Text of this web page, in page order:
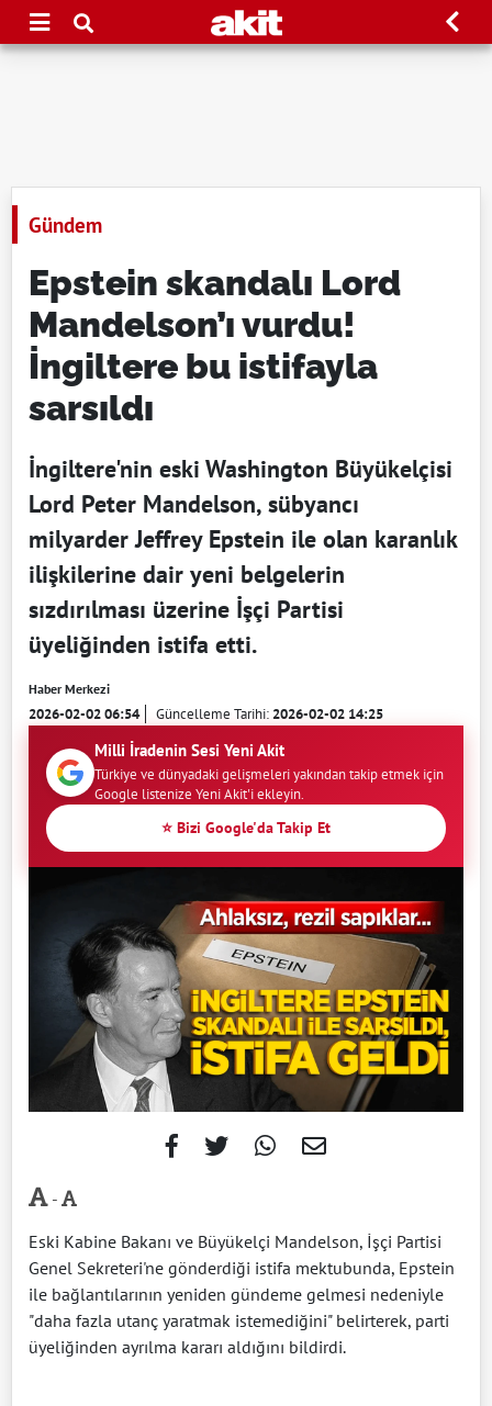
Gündem
Epstein skandalı Lord
Mandelson’ı vurdu!
İngiltere bu istifayla
sarsıldı
İngiltere'nin eski Washington Büyükelçisi
Lord Peter Mandelson, sübyancı
milyarder Jeffrey Epstein ile olan karanlık
ilişkilerine dair yeni belgelerin
sızdırılması üzerine İşçi Partisi
üyeliğinden istifa etti.
Haber Merkezi
2026-02-02 06:54 Güncelleme Tarihi:2026-02-02 14:25
Milli İradenin Sesi Yeni Akit
Türkiye ve dünyadaki gelişmeleri yakından takip etmek için
Google listenize Yeni Akit'i ekleyin.
⭐ Bizi Google'da Takip Et
-
Eski Kabine Bakanı ve Büyükelçi Mandelson, İşçi Partisi
Genel Sekreteri'ne gönderdiği istifa mektubunda, Epstein
ile bağlantılarının yeniden gündeme gelmesi nedeniyle
"daha fazla utanç yaratmak istemediğini" belirterek, parti
üyeliğinden ayrılma kararı aldığını bildirdi.